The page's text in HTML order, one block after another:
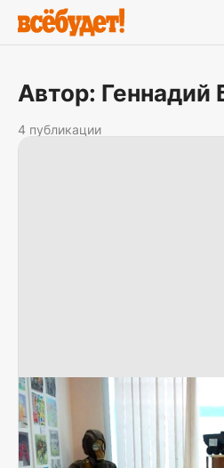
Автор: Геннадий
4 публикации
«Это была наша война и
40 лет катастрофы на
Память жива!